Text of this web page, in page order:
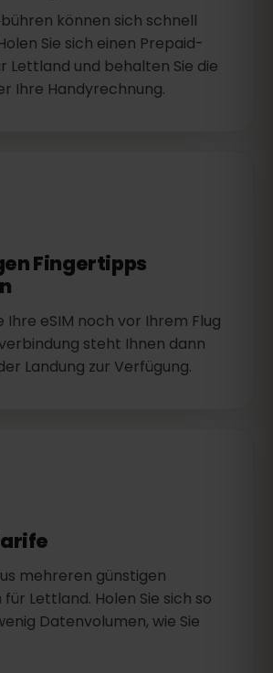
können sich schnell
Sie sich einen Prepaid-
Lettland und behalten Sie die
Ihre Handyrechnung.
Fingertipps
Ihre eSIM noch vor Ihrem Flug
steht Ihnen dann
Landung zur Verfügung.
mehreren günstigen
Lettland. Holen Sie sich so
Datenvolumen, wie Sie